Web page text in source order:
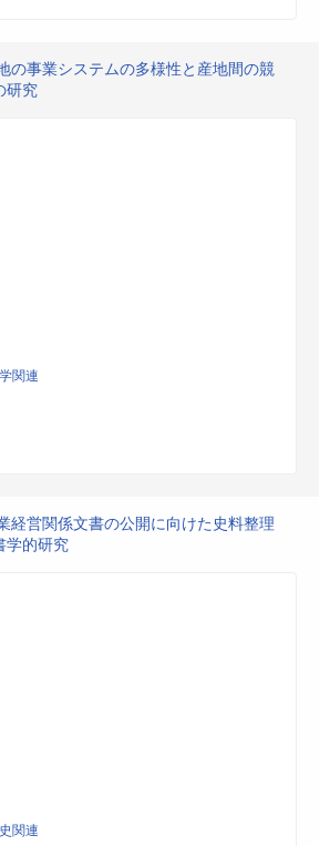
の事業システムの多様性と産地間の競
研究
関連
経営関係文書の公開に向けた史料整理
学的研究
関連